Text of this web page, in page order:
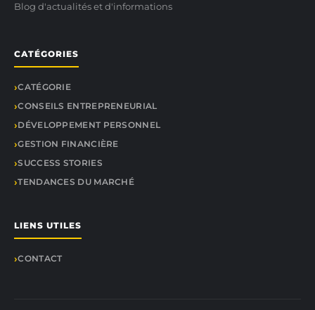
Blog d'actualités et d'informations
CATÉGORIES
CATÉGORIE
CONSEILS ENTREPRENEURIAL
DÉVELOPPEMENT PERSONNEL
GESTION FINANCIÈRE
SUCCESS STORIES
TENDANCES DU MARCHÉ
LIENS UTILES
CONTACT